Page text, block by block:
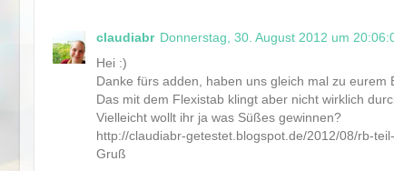
claudiabr Donnerstag, 30. August 2012 um
Hei :)
Danke fürs adden, haben uns gleich mal zu eurem
Das mit dem Flexistab klingt aber nicht wirklich
Vielleicht wollt ihr ja was Süßes gewinnen?
http://claudiabr-getestet.blogspot.de/2012/08/rb-
Gruß